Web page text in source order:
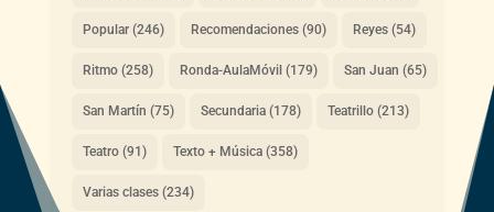
Popular(246) Recomendaciones(90) Reyes(54)
Ritmo(258) Ronda-AulaMóvil (179) San Juan (65)
San Martín (75) Secundaria(178) Teatrillo(213)
Teatro(91) Texto + Música(358)
Varias clases(234)